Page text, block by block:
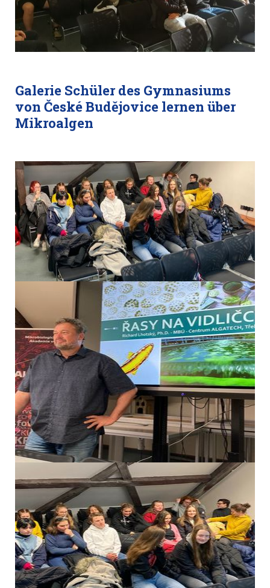
Galerie Schüler des Gymnasiums
von České Budějovice lernen über
Mikroalgen